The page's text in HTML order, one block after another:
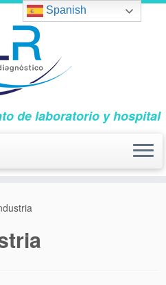
de laboratorio y hospital
Spanish